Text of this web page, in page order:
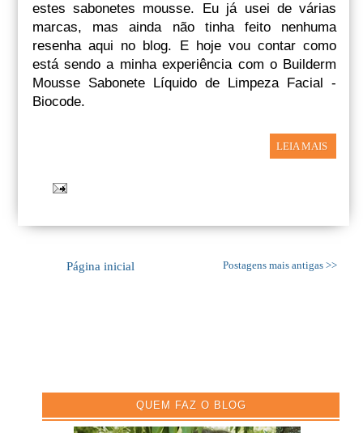
estes sabonetes mousse. Eu já usei de várias
marcas, mas ainda não tinha feito nenhuma
resenha aqui no blog. E hoje vou contar como
está sendo a minha experiência com o Builderm
Mousse Sabonete Líquido de Limpeza Facial -
Biocode.
LEIA MAIS
Postagens mais antigas >>
Página inicial
QUEM FAZ O BLOG